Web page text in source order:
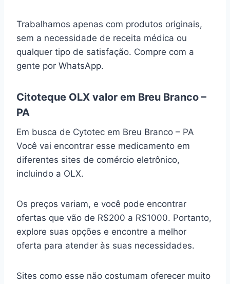
Trabalhamos apenas com produtos originais,
sem a necessidade de receita médica ou
qualquer tipo de satisfação. Compre com a
gente por WhatsApp.
Citoteque OLX valor em Breu Branco –
PA
Em busca de Cytotec em Breu Branco – PA
Você vai encontrar esse medicamento em
diferentes sites de comércio eletrônico,
incluindo a OLX.
Os preços variam, e você pode encontrar
ofertas que vão de R$200 a R$1000. Portanto,
explore suas opções e encontre a melhor
oferta para atender às suas necessidades.
Sites como esse não costumam oferecer muito